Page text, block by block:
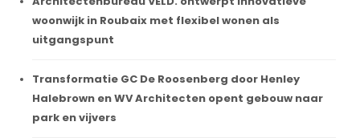
woonwijk in Roubaix met flexibel wonen als
uitgangspunt
Transformatie GC De Roosenberg door Henley
Halebrown en WV Architecten opent gebouw naar
park en vijvers